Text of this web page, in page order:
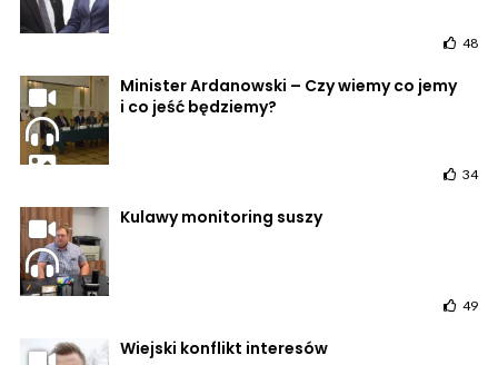
48
Minister Ardanowski – Czy wiemy co jemy
i co jeść będziemy?
34
Kulawy monitoring suszy
49
Wiejski konflikt interesów